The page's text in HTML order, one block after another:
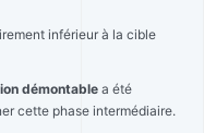
inférieur à la cible
démontable a été
cette phase intermédiaire.